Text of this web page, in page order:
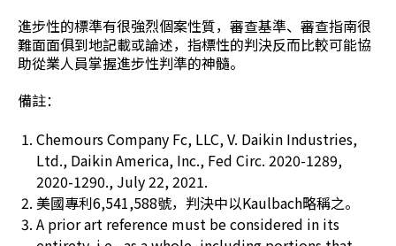
進步性的標準有很強烈個案性質，審查基準、審查指南很
難面面俱到地記載或論述，指標性的判決反而比較可能協
助從業人員掌握進步性判準的神髓。
備註：
Chemours Company Fc, LLC, V. Daikin Industries,
Ltd., Daikin America, Inc., Fed Circ. 2020-1289,
2020-1290., July 22, 2021.
美國專利6,541,588號，判決中以Kaulbach略稱之。
A prior art reference must be considered in its